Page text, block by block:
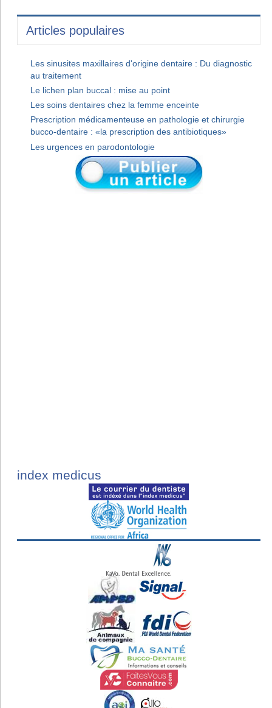
Articles populaires
Les sinusites maxillaires d'origine dentaire : Du diagnostic
au traitement
Le lichen plan buccal : mise au point
Les soins dentaires chez la femme enceinte
Prescription médicamenteuse en pathologie et chirurgie
bucco-dentaire : «la prescription des antibiotiques»
Les urgences en parodontologie
index medicus